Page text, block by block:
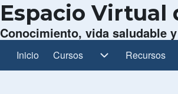
Espacio Virtual
Conocimiento, vida saludable
Navegación
Inicio Cursos
Cursos sub-navegación
Recursos
Recursos